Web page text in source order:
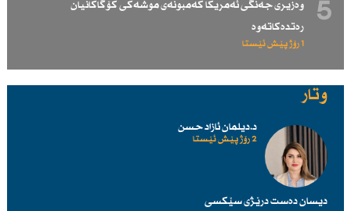
5
وەزیری جەنگی ئەمریكا كەمبونەی موشەكی كۆگاكانیان
رەتدەكاتەوە
1 رۆژ پێش ئێستا
وتار
د.دیلمان ئازاد حسن
2 رۆژ پێش ئێستا
دیسان دەست درێژی سێكسی